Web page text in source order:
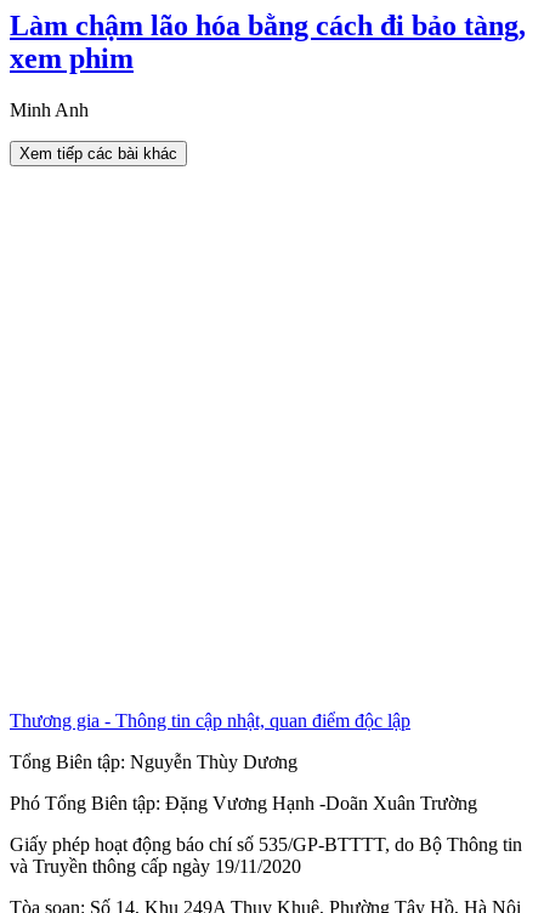
Làm chậm lão hóa bằng cách đi bảo tàng,
xem phim
Minh Anh
Xem tiếp các bài khác
Thương gia - Thông tin cập nhật, quan điểm độc lập
Tổng Biên tập: Nguyễn Thùy Dương
Phó Tổng Biên tập: Đặng Vương Hạnh -Doãn Xuân Trường
Giấy phép hoạt động báo chí số 535/GP-BTTTT, do Bộ Thông tin
và Truyền thông cấp ngày 19/11/2020
Tòa soạn: Số 14, Khu 249A Thụy Khuê, Phường Tây Hồ, Hà Nội